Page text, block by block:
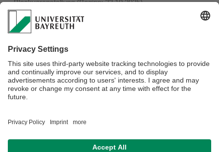
Blockveranstaltung (Beginn: 22.10.2025)
2 SWS, Termine siehe cmlife
Schröter